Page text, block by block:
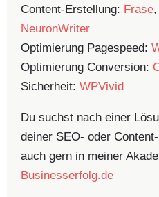
Content-Erstellung: Frase,
NeuronWriter
Optimierung Pagespeed:
Optimierung Conversion:
Sicherheit: WPVivid
Du suchst nach einer
deiner SEO- oder
auch gern in meiner
Businesserfolg.de